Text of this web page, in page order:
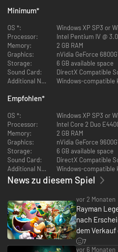
Bis zu vier Spieler können gleichzeitig
beitritt.
Automatischer-Murfy-Modus:
Per Knopfdruck kann der Spieler
seinen klassischen Charakter (Rayman
weitersteuert.
Spieler können sich mit ihren Freunden
einer Vielzahl von
denen Geschicklichkeit und
Auf internationalen Ranglisten kann
aller Welt gemessen werden.
Rayman rockt!
Timing und Rhythmus sind der
forderungen. Man muss im Takt der
Bass zuschlagen und sogar
zupfen.
3D Boss-Kämpfe:
Die Bosse haben einen großen Vorteil
zusätzliche Dimension! Drachen und
von allen Seiten angreifen, also
zu besiegen.
Minimum*
OS *:
Windows XP SP3 or
Processor:
Intel Pentium IV @
Memory:
2 GB RAM
Graphics:
nVidia GeForce
Storage:
6 GB available space
Sound Card:
DirectX Compatible
Additional Notes:
Windows-compatible
Empfohlen*
OS *:
Windows XP SP3 or
Processor:
Intel Core 2 Duo
Memory:
2 GB RAM
Graphics:
nVidia GeForce
Storage:
6 GB available space
Sound Card:
DirectX Compatible
Additional Notes:
Windows-compatible
News zu diesem Spiel
vor 2 Monaten
Rayman
nach
dem
7
vor 6 Monaten